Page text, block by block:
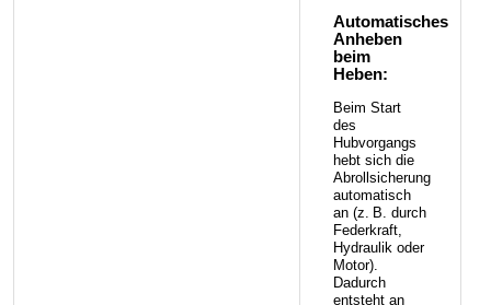
Automatisches
Anheben
beim
Heben:
Beim Start
des
Hubvorgangs
hebt sich die
Abrollsicherung
automatisch
an (z. B. durch
Federkraft,
Hydraulik oder
Motor).
Dadurch
entsteht an